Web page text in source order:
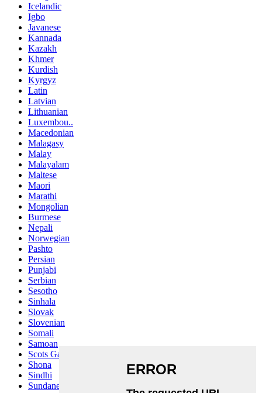
Icelandic
Igbo
Javanese
Kannada
Kazakh
Khmer
Kurdish
Kyrgyz
Latin
Latvian
Lithuanian
Luxembou..
Macedonian
Malagasy
Malay
Malayalam
Maltese
Maori
Marathi
Mongolian
Burmese
Nepali
Norwegian
Pashto
Persian
Punjabi
Serbian
Sesotho
Sinhala
Slovak
Slovenian
Somali
Samoan
Scots Gaelic
Shona
Sindhi
Sundanese